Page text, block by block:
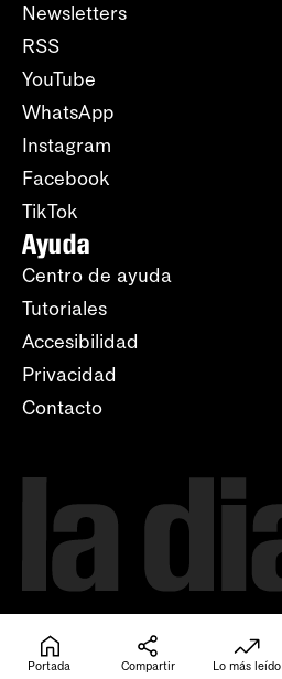
Newsletters
RSS
YouTube
WhatsApp
Instagram
Facebook
TikTok
Ayuda
Centro de ayuda
Tutoriales
Accesibilidad
Privacidad
Contacto
Portada Compartir Lo más leído